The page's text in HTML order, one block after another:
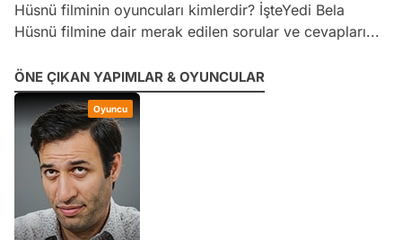
Hüsnü filminin oyuncuları kimlerdir? İşteYedi Bela
Hüsnü filmine dair merak edilen sorular ve cevapları...
ÖNE ÇIKAN YAPIMLAR & OYUNCULAR
Oyuncu